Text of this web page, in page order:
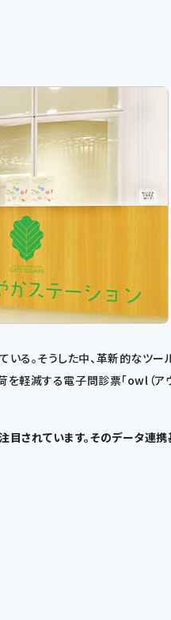
る。そうした中、革新的なツ
軽減する電子問診票「owl（ア
されています。そのデータ連